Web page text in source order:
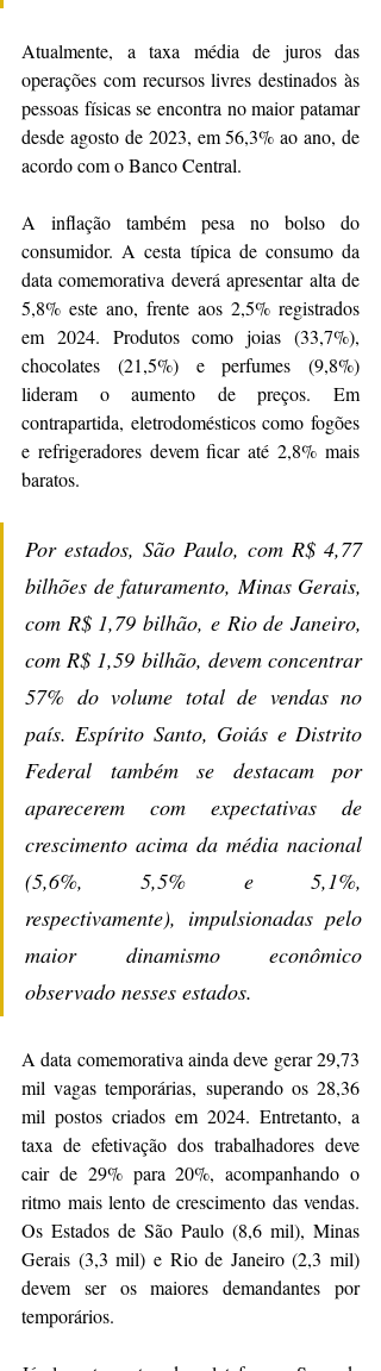
Atualmente, a taxa média de juros das
operações com recursos livres destinados às
pessoas físicas se encontra no maior patamar
desde agosto de 2023, em 56,3% ao ano, de
acordo com o Banco Central.
A inflação também pesa no bolso do
consumidor. A cesta típica de consumo da
data comemorativa deverá apresentar alta de
5,8% este ano, frente aos 2,5% registrados
em 2024. Produtos como joias (33,7%),
chocolates (21,5%) e perfumes (9,8%)
lideram o aumento de preços. Em
contrapartida, eletrodomésticos como fogões
e refrigeradores devem ficar até 2,8% mais
baratos.
Por estados, São Paulo, com R$ 4,77
bilhões de faturamento, Minas Gerais,
com R$ 1,79 bilhão, e Rio de Janeiro,
com R$ 1,59 bilhão, devem concentrar
57% do volume total de vendas no
país. Espírito Santo, Goiás e Distrito
Federal também se destacam por
aparecerem com expectativas de
crescimento acima da média nacional
(5,6%, 5,5% e 5,1%,
respectivamente), impulsionadas pelo
maior dinamismo econômico
observado nesses estados.
A data comemorativa ainda deve gerar 29,73
mil vagas temporárias, superando os 28,36
mil postos criados em 2024. Entretanto, a
taxa de efetivação dos trabalhadores deve
cair de 29% para 20%, acompanhando o
ritmo mais lento de crescimento das vendas.
Os Estados de São Paulo (8,6 mil), Minas
Gerais (3,3 mil) e Rio de Janeiro (2,3 mil)
devem ser os maiores demandantes por
temporários.